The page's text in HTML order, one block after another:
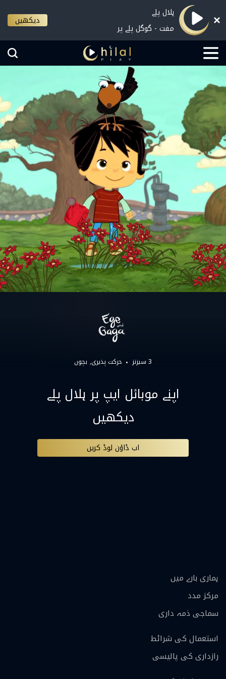
ہلال پلے
مفت - گوگل پلے پر
دیکھیں
3 سیزنز حرکت پذیری بچوں
اپنے موبائل ایپ پر ہلال پلے
دیکھیں
اب ڈاؤن لوڈ کریں
ہماری بارے ميں
مرکز مدد
سماجی ذمہ داری
استعمال کی شرائط
رازداری کی پالیسی